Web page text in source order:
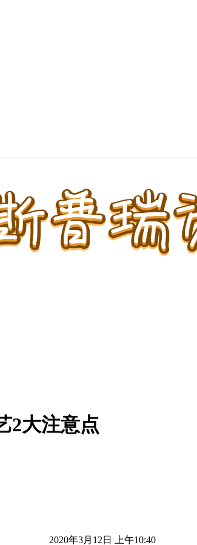
2大注意点
2020年3月12日 上午10:40